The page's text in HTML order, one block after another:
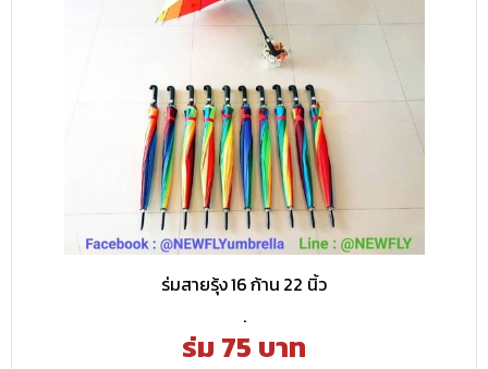
ร่มสายรุ้ง 16 ก้าน 22 นิ้ว
.
ร่ม 75 บาท